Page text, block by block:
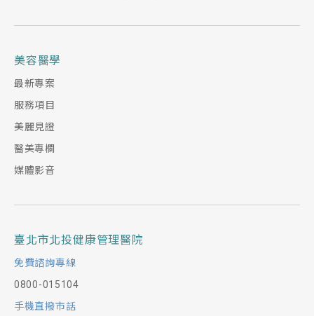
美容醫學
最新專案
服務項目
美麗見證
醫美專欄
媒體影音
臺北市北投健康管理醫院
免費諮詢專線
0800-015104
手機直撥市話